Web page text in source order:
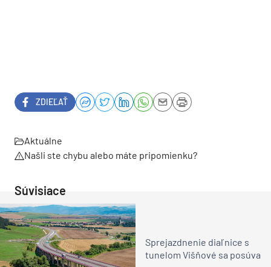
ZDIEĽAŤ
Aktuálne
Našli ste chybu alebo máte pripomienku?
Súvisiace
Sprejazdnenie diaľnice s
tunelom Višňové sa posúva